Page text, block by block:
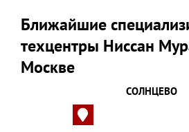
Ближайшие
техцентры Ниссан
Москве
СОЛНЦЕВО